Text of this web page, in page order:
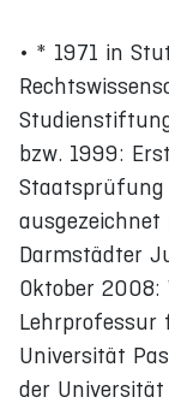
• * 1971 in
bzw. 1999:
Staatsprüfung
Darmstädter
Oktober
Lehrprofessur
Universität
der Universität